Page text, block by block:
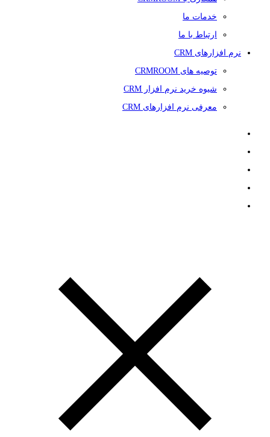
خدمات ما
ارتباط با ما
نرم افزارهای CRM
توصیه های CRMROOM
شیوه خرید نرم افزار CRM
معرفی نرم افزارهای CRM